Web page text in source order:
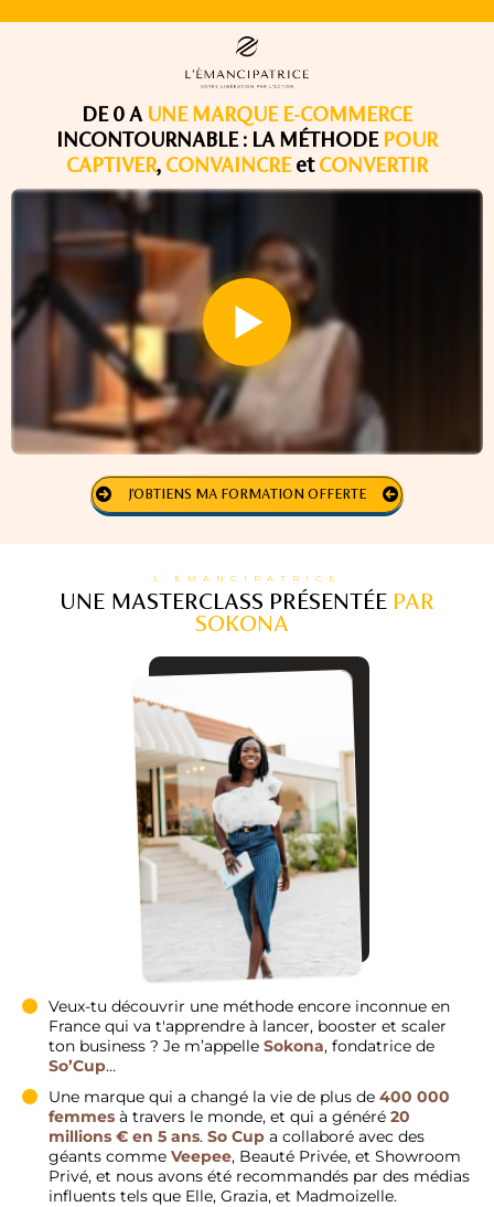
DE 0 A UNE MARQUE E-COMMERCE
INCONTOURNABLE : LA MÉTHODE POUR
CAPTIVER, CONVAINCREetCONVERTIR
J'OBTIENS MA FORMATION OFFERTE
L’ÉMANCIPATRICE
UNE MASTERCLASS PRÉSENTÉE PAR
SOKONA
Veux-tu découvrir une méthode encore inconnue en
France qui va t'apprendre à lancer, booster et scaler
ton business ? Je m’appelle Sokona, fondatrice de
So’Cup…
Une marque qui a changé la vie de plus de 400 000
femmes à travers le monde, et qui a généré 20
millions € en 5 ans. So Cup a collaboré avec des
géants comme Veepee, Beauté Privée, et Showroom
Privé, et nous avons été recommandés par des médias
influents tels que Elle, Grazia, et Madmoizelle.